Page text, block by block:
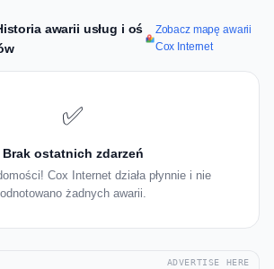
awarii usług i oś
Zobacz mapę awarii
Cox Internet
✅
Brak ostatnich zdarzeń
Cox Internet działa płynnie i nie
odnotowano żadnych awarii.
ADVERTISE HERE